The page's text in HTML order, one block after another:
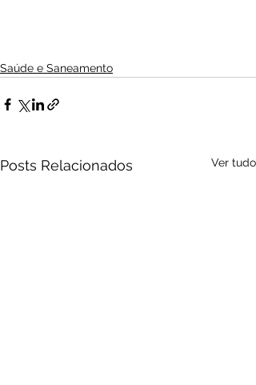
Saúde e Saneamento
Posts Relacionados Ver tudo